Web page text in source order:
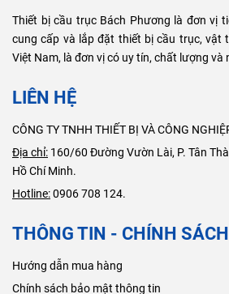
Thiết bị cầu trục Bách Phương là đơn vị
cung cấp và lắp đặt thiết bị cầu trục, vật
Việt Nam, là đơn vị có uy tín, chất lượng và
LIÊN HỆ
CÔNG TY TNHH THIẾT BỊ VÀ CÔNG
Địa chỉ: 160/60 Đường Vườn Lài, P. Tân
Hồ Chí Minh.
Hotline:0906 708 124.
THÔNG TIN - CHÍNH SÁCH
Hướng dẫn mua hàng
Chính sách bảo mật thông tin